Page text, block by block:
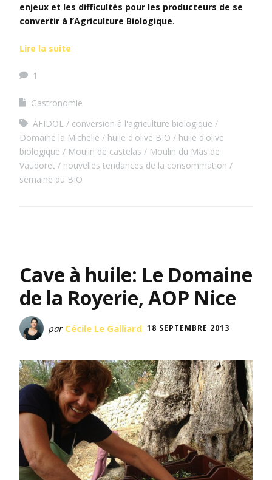
enjeux et les difficultés pour les producteurs de se
convertir à l’Agriculture Biologique.
Lire la suite
1
Gastronomie
AFIDOL
conversion à l'agriculture biologique
Domaine la Michelle
huile d'olive BIO
huile d'olive
biologique
Moulin de castelas
Moulin du Mas de
Vaudoret
nouvelles tendances de la consommation
semaine du BIO
Cave à huile: Le Domaine
de la Royerie, AOP Nice
par Cécile Le Galliard 18 SEPTEMBRE 2013